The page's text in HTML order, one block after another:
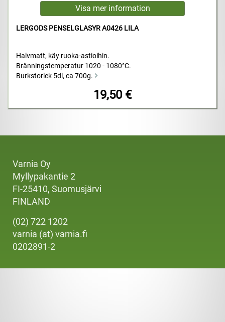
LERGODS PENSELGLASYR A0426 LILA
Halvmatt, käy ruoka-astioihin.
Bränningstemperatur 1020 - 1080°C.
Burkstorlek 5dl, ca 700g.
19,50 €
Varnia Oy
Myllypakantie 2
FI-25410, Suomusjärvi
FINLAND
(02) 722 1202
varnia (at) varnia.fi
0202891-2